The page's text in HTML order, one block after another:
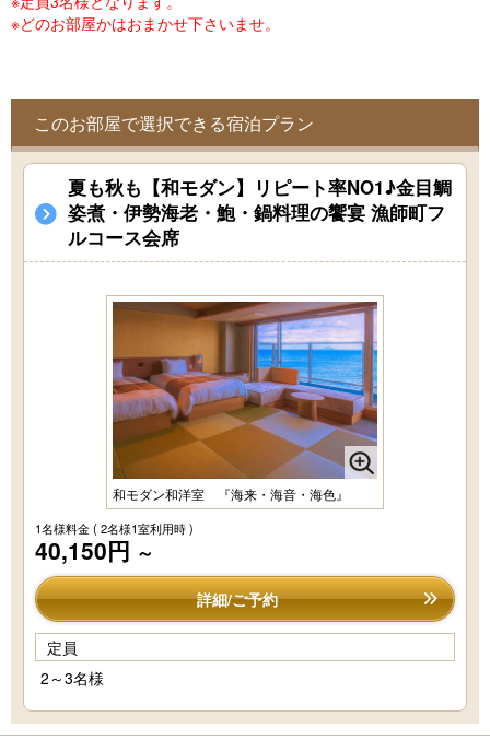
※どのお部屋かはおまかせ下さいませ。
このお部屋で選択できる宿泊プラン
夏も秋も【和モダン】リピート率NO1♪金目鯛
姿煮・伊勢海老・鮑・鍋料理の饗宴 漁師町フ
ルコース会席
和モダン和洋室 『海来・海音・海色』
1名様料金( 2名様1室利用時 )
40,150円 ～
詳細/ご予約
定員
2～3名様